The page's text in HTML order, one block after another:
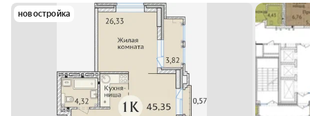
новостройка